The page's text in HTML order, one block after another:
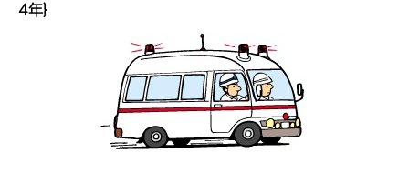
4年｝